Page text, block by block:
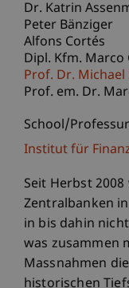
Dr. Katrin
Peter Bänziger
Alfons Cortés
Dipl. Kfm. Marco
Prof. Dr. Michael
Prof. em. Dr.
School/
Institut für
Seit Herbst
Zentralbanken
in bis dahin
was zusammen
Massnahmen
historischen